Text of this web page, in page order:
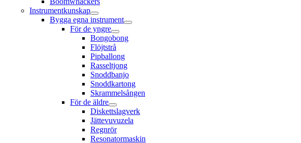
Instrumentkunskap
Bygga egna instrument
För de yngre
Bongobong
Flöjtstrå
Pipballong
Rasseltjong
Snoddbanjo
Snoddkartong
Skrammelsången
För de äldre
Diskettslagverk
Jättevuvuzela
Regnrör
Resonatormaskin